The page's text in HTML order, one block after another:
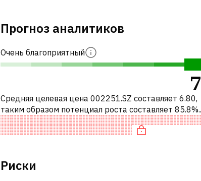
Прогноз аналитиков
Очень благоприятный
7
Средняя целевая цена 002251.SZ составляет 6.80,
таким образом потенциал роста составляет 85.8%.
Обычно это означает рекомендацию «ПОКУПАТЬ»
среди инвестиционных компаний
Риски